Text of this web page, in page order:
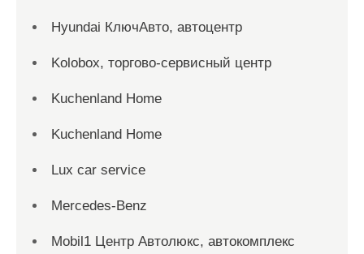
Hyundai КлючАвто, автоцентр
Kolobox, торгово-сервисный центр
Kuchenland Home
Kuchenland Home
Lux car service
Mercedes-Benz
Mobil1 Центр Автолюкс, автокомплекс